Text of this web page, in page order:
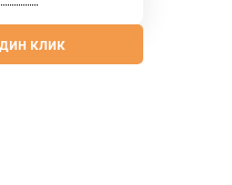
клик